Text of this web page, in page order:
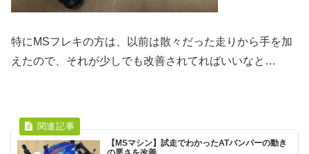
特にMSフレキの方は、以前は散々だった走りから手を加
えたので、それが少しでも改善されてればいいなと…
【MSマシン】試走でわかったATバンパーの動き